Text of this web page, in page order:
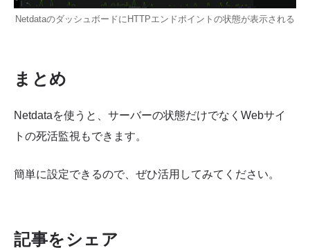
NetdataのダッシュボードにHTTPエンドポイントの状態が表示される
まとめ
Netdataを使うと、サーバーの状態だけでなくWebサイ
トの死活監視もできます。
簡単に設定できるので、ぜひ活用してみてください。
記事をシェア